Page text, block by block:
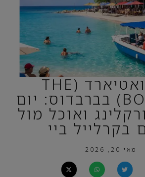
דה בואטיארד (THE
BOATYARD) בברבדוס: יום
ואוכל מול
בקרלייל ביי
מאי 20, 2026